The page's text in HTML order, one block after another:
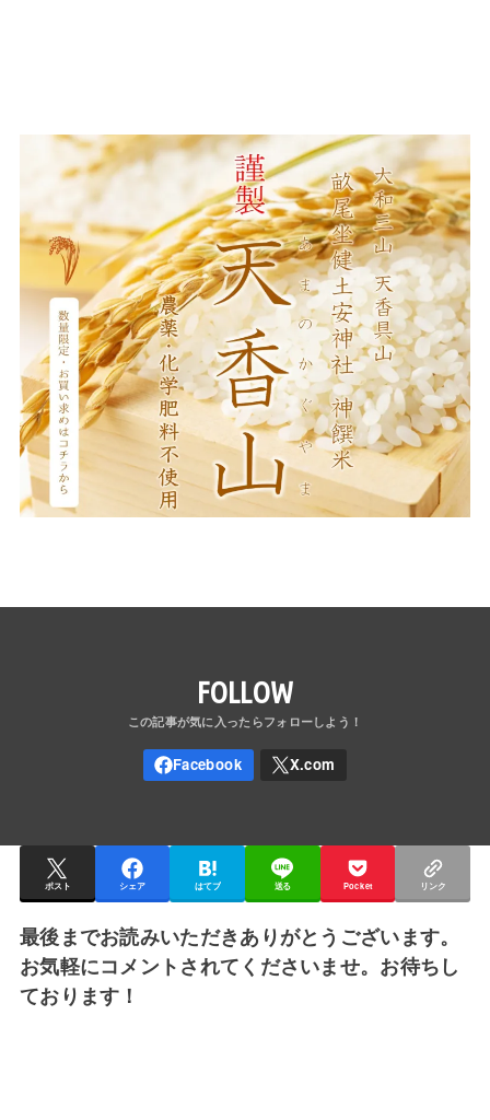
FOLLOW
ポスト シェア はてブ 送る Pocket リンク
最後までお読みいただきありがとうございます。
お気軽にコメントされてくださいませ。お待ちし
ております！